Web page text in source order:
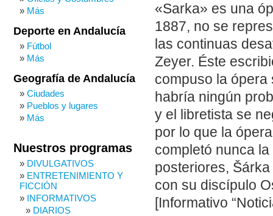
«Sarka» es una
1887, no se
las continuas
Zeyer. Éste
compuso la ópera
habría ningún
y el libretista se
por lo que la
completó nunca
posteriores,
con su discípulo
[Informativo
Más
Deporte en Andalucía
Fútbol
Más
Geografía de Andalucía
Ciudades
Pueblos y lugares
Más
Nuestros programas
DIVULGATIVOS
ENTRETENIMIENTO Y
FICCIÓN
INFORMATIVOS
DIARIOS